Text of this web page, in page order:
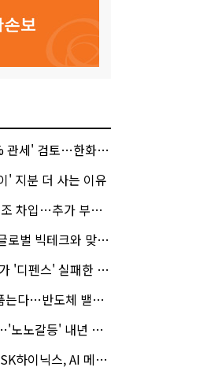
…한화큐셀·OCI 영향은?
' 지분 더 사는 이유
입…추가 부담은?
빅테크와 맞붙는다
펜스' 실패한 이유
체 밸류체인 위상 강화
' 내년 교섭 판 흔들까
메모리 표준 선점 나섰다